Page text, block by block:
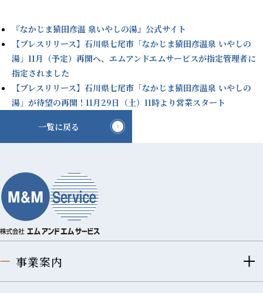
『なかじま猿田彦温 泉いやしの湯』公式サイト
【プレスリリース】石川県七尾市「なかじま猿田彦温泉 いやしの
湯」11月（予定）再開へ、エムアンドエムサービスが指定管理者に
指定されました
【プレスリリース】石川県七尾市「なかじま猿田彦温泉 いやしの
湯」が待望の再開！11月29日（土）11時より営業スタート
一覧に戻る
事業案内